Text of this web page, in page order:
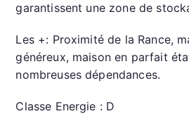
garantissent une zone de
Les +: Proximité de la Rance,
généreux, maison en parfait
nombreuses dépendances.
Classe Energie : D